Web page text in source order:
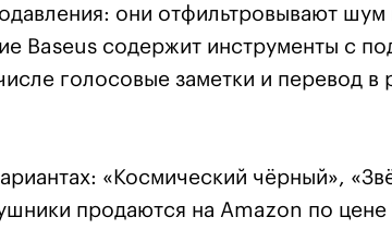
они отфильтровывают шум
Baseus содержит инструменты с
голосовые заметки и перевод в
«Космический чёрный»,
продаются на Amazon по цене